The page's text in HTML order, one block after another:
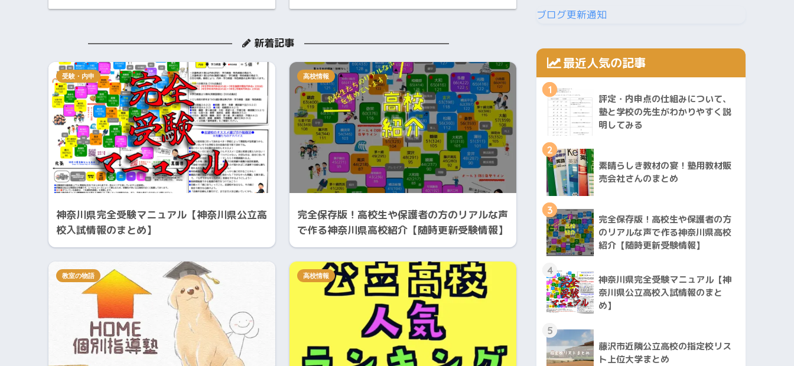
新着記事
神奈川県完全受験マニュアル【神奈川県公立高
校入試情報のまとめ】
受験・内申
完全保存版！高校生や保護者の方のリアルな声
で作る神奈川県高校紹介【随時更新受験情報】
高校情報
教室の物語 高校情報
ブログ更新通知
最近人気の記事
1
評定・内申点の仕組みについて、
塾と学校の先生がわかりやすく説
明してみる
2
素晴らしき教材の宴！塾用教材販
売会社さんのまとめ
3
完全保存版！高校生や保護者の方
のリアルな声で作る神奈川県高校
紹介【随時更新受験情報】
4
神奈川県完全受験マニュアル【神
奈川県公立高校入試情報のまと
め】
5
藤沢市近隣公立高校の指定校リス
ト上位大学まとめ